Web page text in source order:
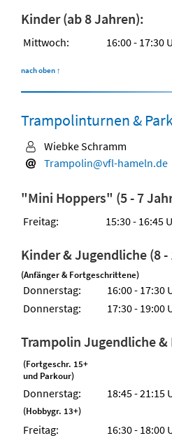
Kinder (ab 8 Jahren):
Mittwoch: 16:00 - 17:30
nach oben ↑
Trampolinturnen &
Wiebke Schramm
Trampolin@vfl-hameln.de
"Mini Hoppers" (5 - 7
Freitag: 15:30 - 16:45
Kinder & Jugendliche (8 -
(Anfänger & Fortgeschrittene)
Donnerstag: 16:00 - 17:30
Donnerstag:
17:30 - 19:00
Trampolin Jugendliche &
(Fortgeschr. 15+
und Parkour)
Donnerstag: 18:45 - 21:15
(Hobbygr. 13+)
Freitag: 16:30 - 18:00